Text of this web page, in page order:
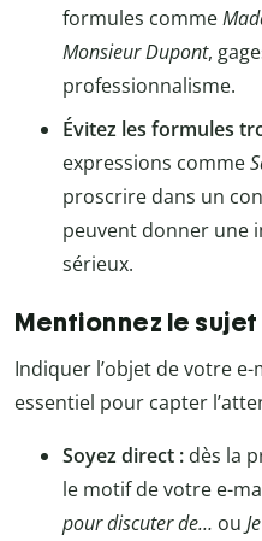
formules comme
Monsieur Dupont,
professionnalisme.
Évitez les formules
expressions comme
proscrire dans un
peuvent donner une
sérieux.
Mentionnez le sujet
Indiquer l’objet de votre
essentiel pour capter
Soyez direct : dès la
le motif de votre e-
pour discuter de… ou